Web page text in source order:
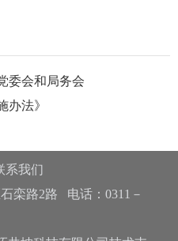
委会和局务会
办法》
系我们
栾路2路 电话：0311－